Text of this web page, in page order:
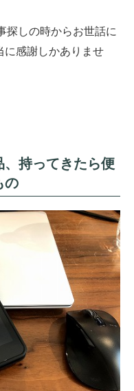
探しの時からお世話に
に感謝しかありませ
、持ってきたら便
の